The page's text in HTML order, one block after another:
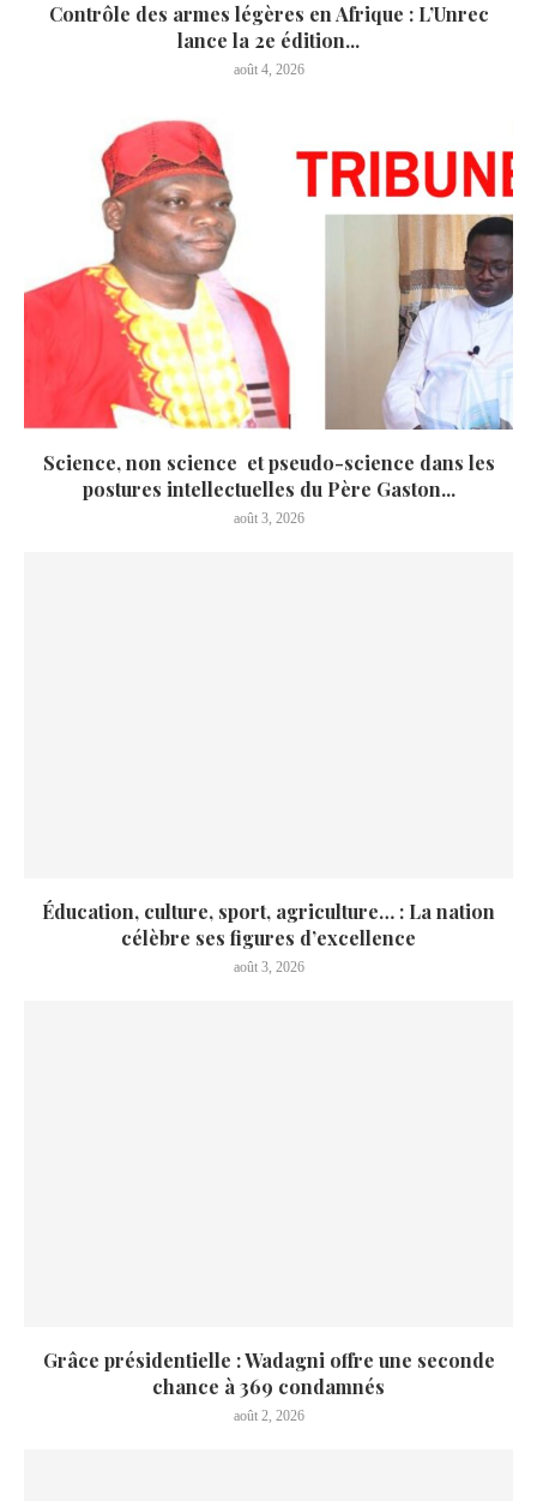
Contrôle des armes légères en Afrique : L’Unrec
lance la 2e édition...
août 4, 2026
Science, non science et pseudo-science dans les
postures intellectuelles du Père Gaston...
août 3, 2026
Éducation, culture, sport, agriculture… : La nation
célèbre ses figures d’excellence
août 3, 2026
Grâce présidentielle : Wadagni offre une seconde
chance à 369 condamnés
août 2, 2026